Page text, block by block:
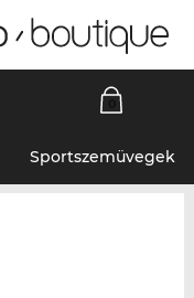
Sportszemüvegek